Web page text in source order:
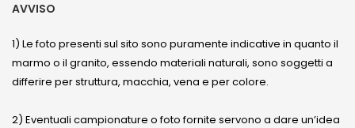
AVVISO
1) Le foto presenti sul sito sono puramente indicative in quanto il
marmo o il granito, essendo materiali naturali, sono soggetti a
differire per struttura, macchia, vena e per colore.
2) Eventuali campionature o foto fornite servono a dare un’idea